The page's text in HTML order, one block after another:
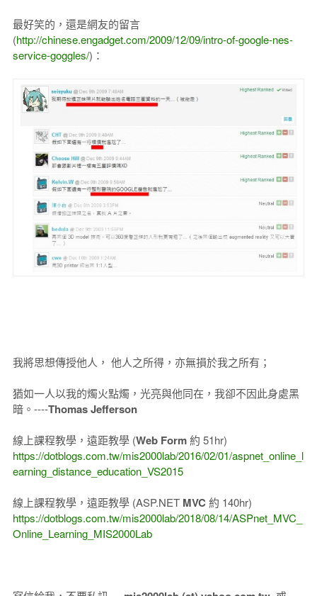
最好笑的，還是網友的留言
(http://chinese.engadget.com/2009/12/09/intro-of-google-nes-
service-goggles/)：
我將思想傳授他人， 他人之所得，亦無損於我之所有；
猶如一人以我的燭火點燭，光亮與他同在，我卻不因此身處黑
暗。----Thomas Jefferson
線上課程教學，遠距教學 (Web Form約 51hr)
https://dotblogs.com.tw/mis2000lab/2016/02/01/aspnet_online_l
earning_distance_education_VS2015
線上課程教學，遠距教學 (ASP.NET MVC 約 140hr)
https://dotblogs.com.tw/mis2000lab/2018/08/14/ASPnet_MVC_
Online_Learning_MIS2000Lab